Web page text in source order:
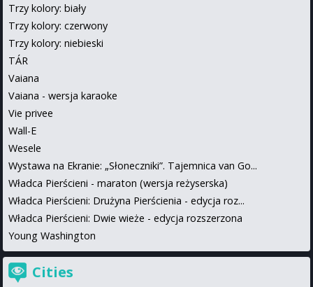
Trzy kolory: biały
Trzy kolory: czerwony
Trzy kolory: niebieski
TÁR
Vaiana
Vaiana - wersja karaoke
Vie privee
Wall-E
Wesele
Wystawa na Ekranie: „Słoneczniki”. Tajemnica van Go...
Władca Pierścieni - maraton (wersja reżyserska)
Władca Pierścieni: Drużyna Pierścienia - edycja roz...
Władca Pierścieni: Dwie wieże - edycja rozszerzona
Young Washington
Cities